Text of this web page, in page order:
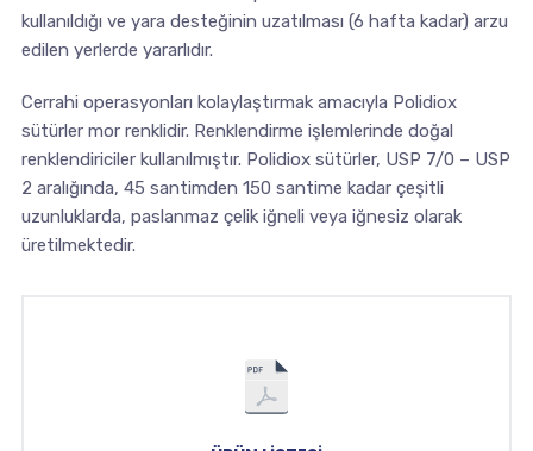
kullanıldığı ve yara desteğinin uzatılması (6 hafta kadar) arzu
edilen yerlerde yararlıdır.
Cerrahi operasyonları kolaylaştırmak amacıyla Polidiox
sütürler mor renklidir. Renklendirme işlemlerinde doğal
renklendiriciler kullanılmıştır. Polidiox sütürler, USP 7/0 – USP
2 aralığında, 45 santimden 150 santime kadar çeşitli
uzunluklarda, paslanmaz çelik iğneli veya iğnesiz olarak
üretilmektedir.